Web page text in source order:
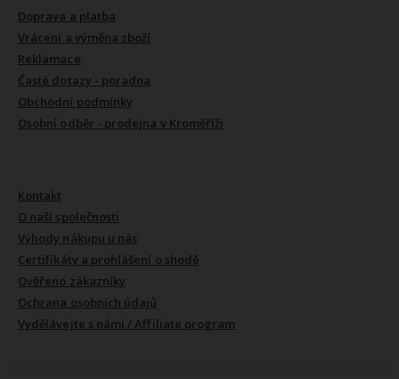
Doprava a platba
Vrácení a výměna zboží
Reklamace
Časté dotazy - poradna
Obchodní podmínky
Osobní odběr - prodejna v Kroměříži
Kontakt
O naší společnosti
Výhody nákupu u nás
Certifikáty a prohlášení o shodě
Ověřeno zákazníky
Ochrana osobních údajů
Vydělávejte s námi / Affiliate program